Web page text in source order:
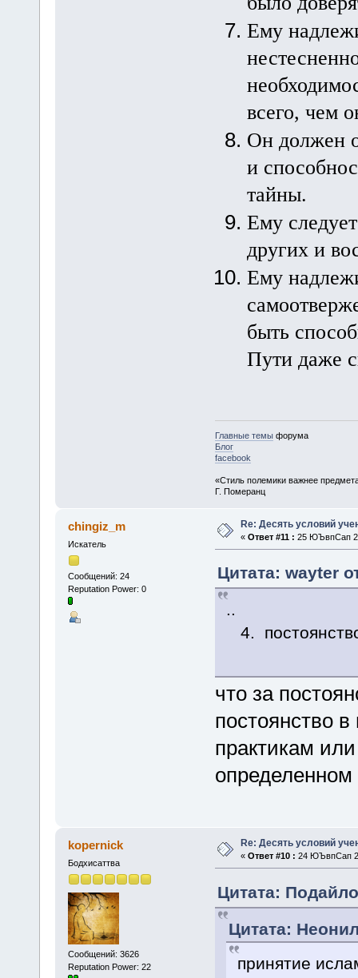
Ему
всего, чем
Он должен
и
тайны.
Ему
других и
Ему
быть
Пути даже
Главные темыфорума
Блог
facebook
«Стиль полемики важнее
Г. Померанц
chingiz_m
Искатель
Сообщений: 24
Reputation Power: 0
Re: Десять условий
« Ответ #11 : 25 ЮЪвпСап
Цитата: wayter
..
4.
что за
постоянство
практикам
kopernick
Бодхисаттва
Сообщений: 3626
Reputation Power: 22
Re: Десять условий
« Ответ #10 : 24 ЮЪвпСап
Цитата:
Цитата:
принятие